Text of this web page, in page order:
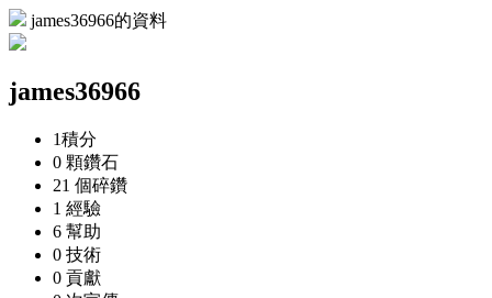
james36966的資料
james36966
1積分
0 顆鑽石
21 個碎鑽
1 經驗
6 幫助
0 技術
0 貢獻